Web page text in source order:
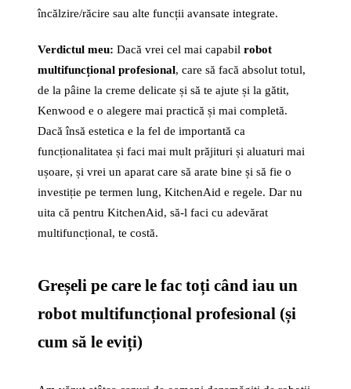
încălzire/răcire sau alte funcții avansate integrate.
Verdictul meu: Dacă vrei cel mai capabil robot
multifuncțional profesional, care să facă absolut totul,
de la pâine la creme delicate și să te ajute și la gătit,
Kenwood e o alegere mai practică și mai completă.
Dacă însă estetica e la fel de importantă ca
funcționalitatea și faci mai mult prăjituri și aluaturi mai
ușoare, și vrei un aparat care să arate bine și să fie o
investiție pe termen lung, KitchenAid e regele. Dar nu
uita că pentru KitchenAid, să-l faci cu adevărat
multifuncțional, te costă.
Greșeli pe care le fac toți când iau un
robot multifuncțional profesional (și
cum să le eviți)